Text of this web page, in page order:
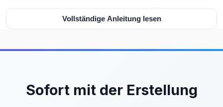
Der Zoom-Out-Videoeffekt transformiert statische
in flüssige, bewegte Szenen, bei denen sich die Kamera
Geschichte zu erzählen: Ein Portrait wird zu einer
Landschaft, ein Produkt wird in seine Umgebung
Vollständige Anleitung lesen
Sofort mit der Erstellung